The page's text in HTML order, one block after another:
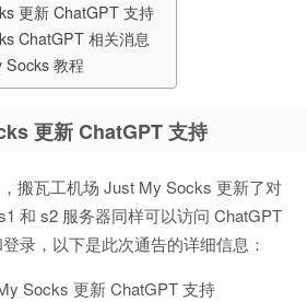
更新 ChatGPT 支持
ChatGPT 相关消息
Socks 教程
更新 ChatGPT 支持
搬瓦工机场 Just My Socks 更新了对
和 s2 服务器同样可以访问 ChatGPT
录，以下是此次通告的详细信息：